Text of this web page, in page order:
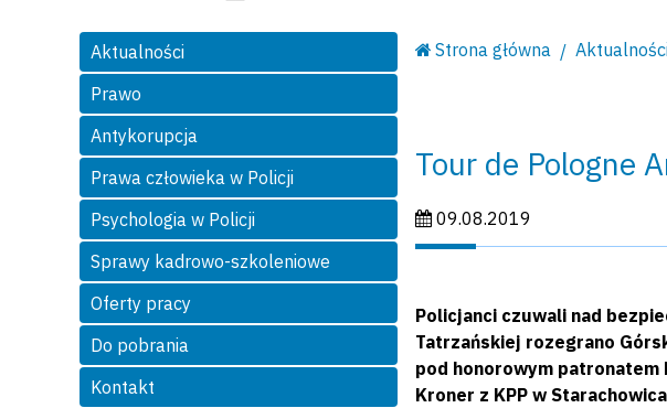
Aktualności
Prawo
Antykorupcja
Prawa człowieka w Policji
Psychologia w Policji
Sprawy kadrowo-szkoleniowe
Oferty pracy
Do pobrania
Kontakt
Strona główna
Tour de Pologne
Data publikacji:
09.08.2019
Policjanci czuwali nad
Tatrzańskiej rozegrano
pod honorowym patronatem
Kroner z KPP w